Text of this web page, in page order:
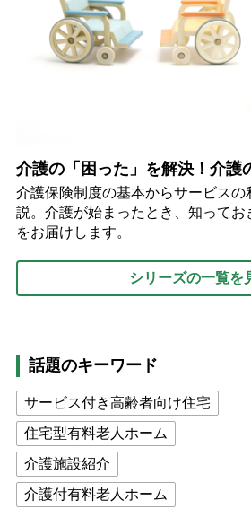
介護の「困った」を解決！介護
介護保険制度の基本からサービスの
説。介護が始まったとき、知ってお
をお届けします。
シリーズの一覧を
話題のキーワード
サービス付き高齢者向け住宅
住宅型有料老人ホーム
介護施設紹介
介護付有料老人ホーム